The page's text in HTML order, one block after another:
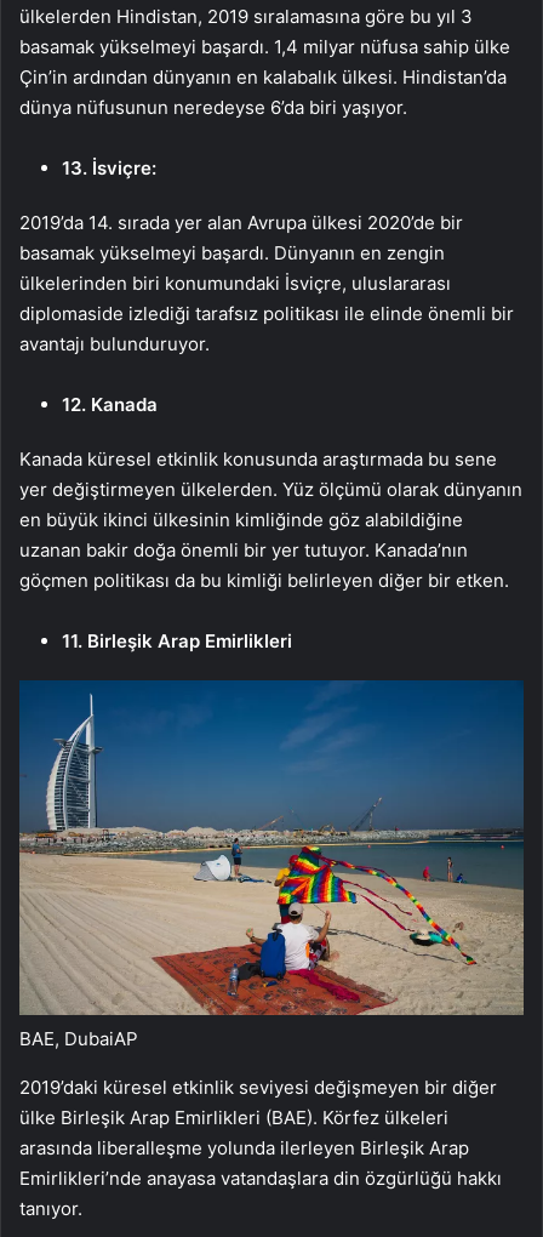
ülkelerden Hindistan, 2019 sıralamasına göre bu yıl 3
basamak yükselmeyi başardı. 1,4 milyar nüfusa sahip ülke
Çin’in ardından dünyanın en kalabalık ülkesi. Hindistan’da
dünya nüfusunun neredeyse 6’da biri yaşıyor.
13. İsviçre:
2019’da 14. sırada yer alan Avrupa ülkesi 2020’de bir
basamak yükselmeyi başardı. Dünyanın en zengin
ülkelerinden biri konumundaki İsviçre, uluslararası
diplomaside izlediği tarafsız politikası ile elinde önemli bir
avantajı bulunduruyor.
12. Kanada
Kanada küresel etkinlik konusunda araştırmada bu sene
yer değiştirmeyen ülkelerden. Yüz ölçümü olarak dünyanın
en büyük ikinci ülkesinin kimliğinde göz alabildiğine
uzanan bakir doğa önemli bir yer tutuyor. Kanada’nın
göçmen politikası da bu kimliği belirleyen diğer bir etken.
11. Birleşik Arap Emirlikleri
BAE, DubaiAP
2019’daki küresel etkinlik seviyesi değişmeyen bir diğer
ülke Birleşik Arap Emirlikleri (BAE). Körfez ülkeleri
arasında liberalleşme yolunda ilerleyen Birleşik Arap
Emirlikleri’nde anayasa vatandaşlara din özgürlüğü hakkı
tanıyor.